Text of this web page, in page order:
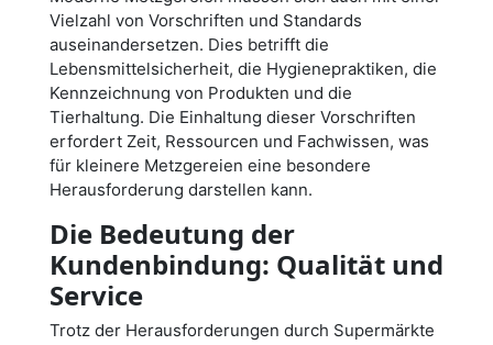
Vielzahl von Vorschriften und Standards
auseinandersetzen. Dies betrifft die
Lebensmittelsicherheit, die Hygienepraktiken, die
Kennzeichnung von Produkten und die
Tierhaltung. Die Einhaltung dieser Vorschriften
erfordert Zeit, Ressourcen und Fachwissen, was
für kleinere Metzgereien eine besondere
Herausforderung darstellen kann.
Die Bedeutung der
Kundenbindung: Qualität und
Service
Trotz der Herausforderungen durch Supermärkte